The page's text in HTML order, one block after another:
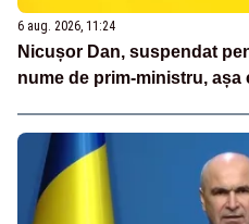
6 aug. 2026, 11:24
Nicușor Dan, suspendat
nume de prim-ministru,